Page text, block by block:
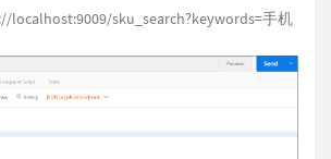
localhost:9009/sku_search?keywords=手机